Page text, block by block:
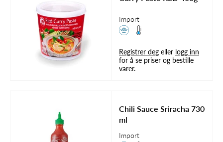
Import
Registrer deg eller logg inn
for å se priser og bestille
varer.
Chili Sauce Sriracha 730
ml
Import